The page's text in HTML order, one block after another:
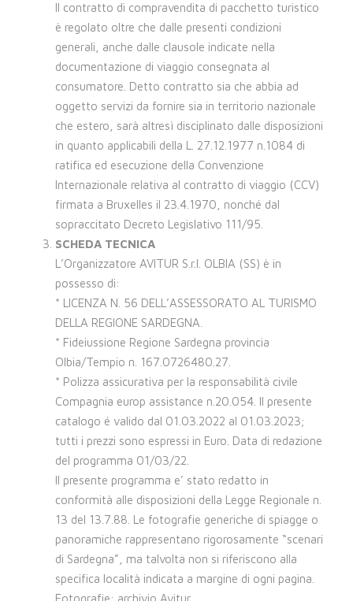
Il contratto di compravendita di pacchetto turistico
è regolato oltre che dalle presenti condizioni
generali, anche dalle clausole indicate nella
documentazione di viaggio consegnata al
consumatore. Detto contratto sia che abbia ad
oggetto servizi da fornire sia in territorio nazionale
che estero, sarà altresì disciplinato dalle disposizioni
in quanto applicabili della L. 27.12.1977 n.1084 di
ratifica ed esecuzione della Convenzione
Internazionale relativa al contratto di viaggio (CCV)
firmata a Bruxelles il 23.4.1970, nonché dal
sopraccitato Decreto Legislativo 111/95.
SCHEDA TECNICA
L’Organizzatore AVITUR S.r.l. OLBIA (SS) è in
possesso di:
* LICENZA N. 56 DELL’ASSESSORATO AL TURISMO
DELLA REGIONE SARDEGNA.
* Fideiussione Regione Sardegna provincia
Olbia/Tempio n. 167.0726480.27.
* Polizza assicurativa per la responsabilità civile
Compagnia europ assistance n.20.054. Il presente
catalogo é valido dal 01.03.2022 al 01.03.2023;
tutti i prezzi sono espressi in Euro. Data di redazione
del programma 01/03/22.
Il presente programma e’ stato redatto in
conformità alle disposizioni della Legge Regionale n.
13 del 13.7.88. Le fotografie generiche di spiagge o
panoramiche rappresentano rigorosamente “scenari
di Sardegna”, ma talvolta non si riferiscono alla
specifica località indicata a margine di ogni pagina.
Fotografie: archivio Avitur.